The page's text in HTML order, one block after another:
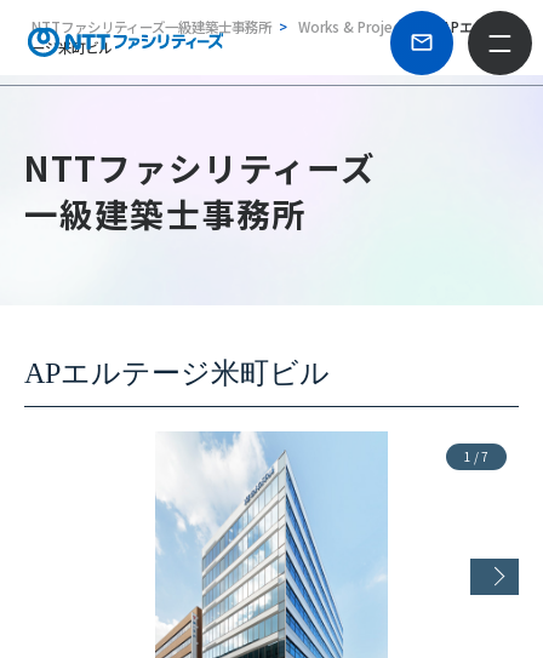
NTTファシリティーズ一級建築士事務所 Works & Projects
APエルテ
ージ米町ビル
NTTファシリティーズ
一級建築士事務所
APエルテージ米町ビル
1 /7